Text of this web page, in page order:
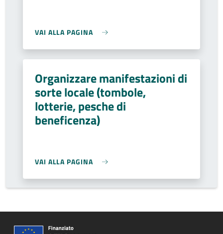
VAI ALLA PAGINA
Organizzare manifestazioni di
sorte locale (tombole,
lotterie, pesche di
beneficenza)
VAI ALLA PAGINA